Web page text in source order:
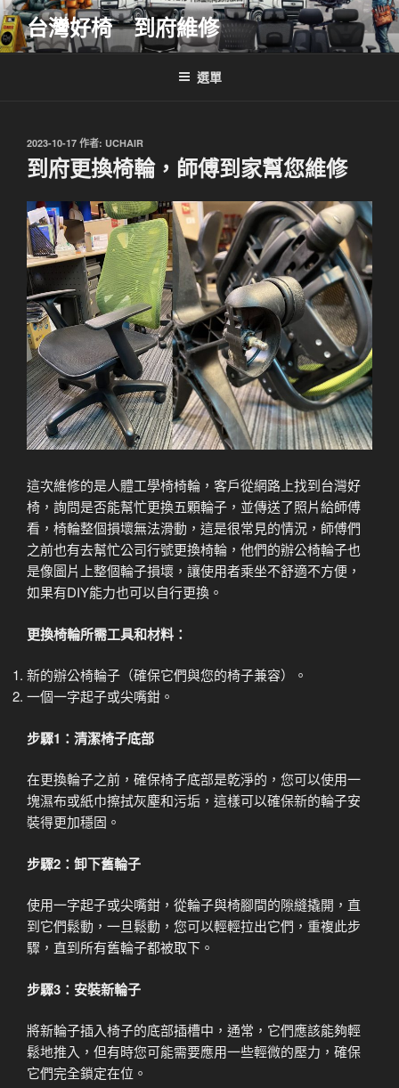
跳
至
主
台灣好椅 到府維修
選單
發
佈
於
2023-10-17 作者: UCHAIR
到府更換椅輪，師傅到家幫您維修
這次維修的是人體工學椅椅輪，客戶從網路上找到台灣好
椅，詢問是否能幫忙更換五顆輪子，並傳送了照片給師傅
看，椅輪整個損壞無法滑動，這是很常見的情況，師傅們
之前也有去幫忙公司行號更換椅輪，他們的辦公椅輪子也
是像圖片上整個輪子損壞，讓使用者乘坐不舒適不方便，
如果有DIY能力也可以自行更換。
更換椅輪所需工具和材料：
新的辦公椅輪子（確保它們與您的椅子兼容）。
一個一字起子或尖嘴鉗。
步驟1：清潔椅子底部
在更換輪子之前，確保椅子底部是乾淨的，您可以使用一
塊濕布或紙巾擦拭灰塵和污垢，這樣可以確保新的輪子安
裝得更加穩固。
步驟2：卸下舊輪子
使用一字起子或尖嘴鉗，從輪子與椅腳間的隙縫撬開，直
到它們鬆動，一旦鬆動，您可以輕輕拉出它們，重複此步
驟，直到所有舊輪子都被取下。
步驟3：安裝新輪子
將新輪子插入椅子的底部插槽中，通常，它們應該能夠輕
鬆地推入，但有時您可能需要應用一些輕微的壓力，確保
它們完全鎖定在位。